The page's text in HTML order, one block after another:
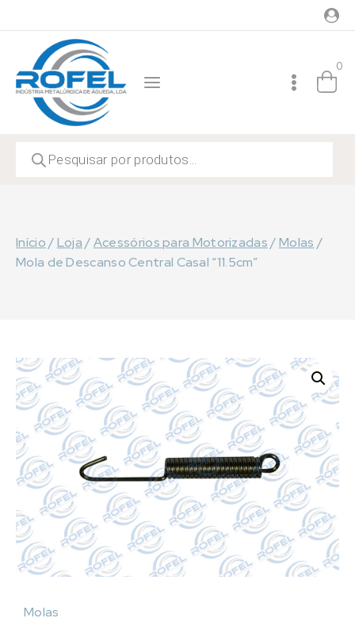
to
content
0
search
Início/Loja /Acessórios para Motorizadas /Molas /
Mola de Descanso Central Casal “11.5cm”
Molas